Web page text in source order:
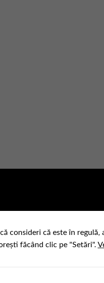
consideri că este în regulă,
făcând clic pe "Setări".